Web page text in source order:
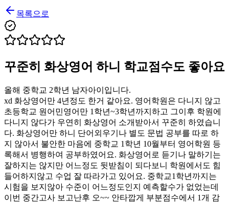
목록으로
꾸준히 화상영어 하니 학교점수도 좋아요
올해 중학교 2학년 남자아이입니다.
xd 화상영어만 4년정도 한거 같아요. 영어학원은 다니지 않고
초등학교 원어민영어만 1학년~3학년까지하고 그이후 학원에
다니지 않다가 우연히 화상영어 소개받아서 꾸준히 하였습니
다. 화상영어만 하니 단어외우기나 별도 문법 공부를 따로 하
지 않아서 불안한 마음에 중학교 1학년 10월부터 영어학원 등
록해서 병행하여 공부하였어요. 화상영어로 듣기나 말하기는
잘하지는 않지만 어느정도 뒷받침이 되다보니 학원에서도 힘
들어하지않고 수업 잘 따라가고 있어요. 중학교1학년까지는
시험을 보지않아 수준이 어느정도인지 예측할수가 없었는데
이번 중간고사 보고난후 오~~ 안타깝게 부분점수에서 1개 감